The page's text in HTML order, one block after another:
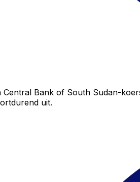
Central Bank of South Sudan-
uit.